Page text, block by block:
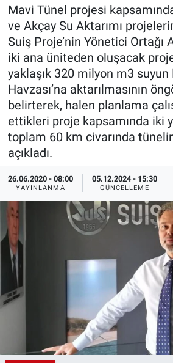
Mavi Tünel projesi
ve Akçay Su Aktarımı
Suiş Proje’nin Yönetici Ortağı
iki ana üniteden oluşacak
yaklaşık 320 milyon m3 suyun
Havzası’na aktarılmasının
belirterek, halen planlama
ettikleri proje kapsamında iki
toplam 60 km civarında
açıkladı.
26.06.2020 - 08:00
YAYINLANMA
05.12.2024 - 15:30
GÜNCELLEME
EndüstriST
Enerjisini Üreten Fabrikalar
Endüstri 4.0 Uygulamaları
Ağır Sanayi Çözümleri